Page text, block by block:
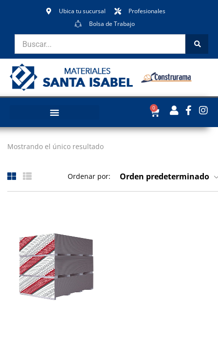
Ubica tu sucursal
Profesionales
Bolsa de Trabajo
0
Mostrando el único resultado
Ordenar por: Orden predeterminado